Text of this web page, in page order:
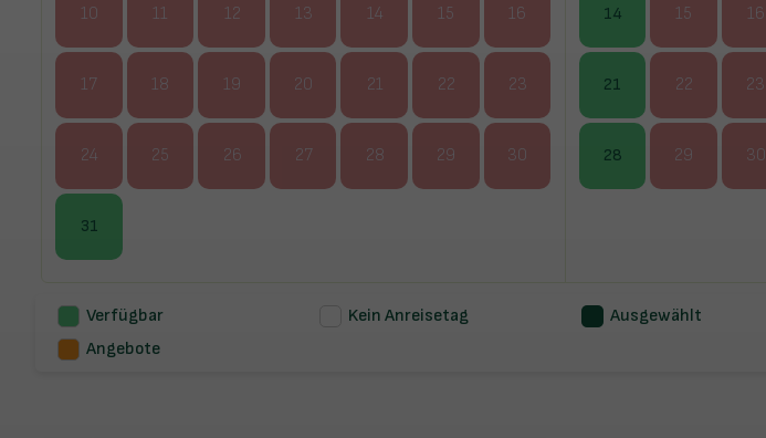
10 11 12 13 14 15 16
17 18 19 20 21 22 23
24 25 26 27 28 29 30
31
14 15 16
21 22 23
28 29 30
Verfügbar Kein Anreisetag Ausgewählt
Angebote